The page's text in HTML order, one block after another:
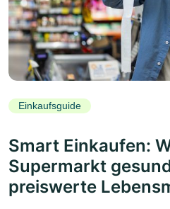
Einkaufsguide
Smart Einkaufen:
Supermarkt
preiswerte